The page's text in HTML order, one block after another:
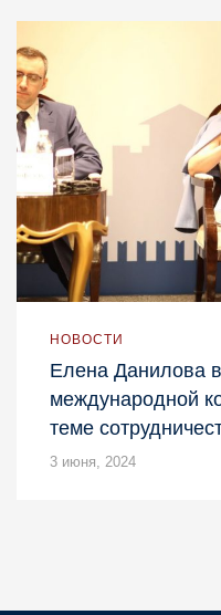
НОВОСТИ
Елена Данилова
международной
теме
3 июня, 2024